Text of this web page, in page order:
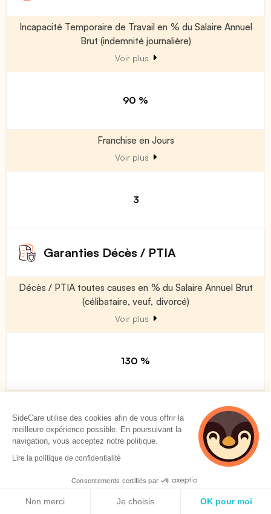
Incapacité Temporaire de Travail en % du Salaire Annuel
Brut (indemnité journalière)
Voir plus
90 %
Franchise en Jours
Voir plus
3
Garanties Décès / PTIA
Décès / PTIA toutes causes en % du Salaire Annuel Brut
(célibataire, veuf, divorcé)
Voir plus
130 %
(marié)
Voir plus
SideCare utilise des cookies afin de vous offrir la
meilleure expérience possible. En poursuivant la
navigation, vous acceptez notre politique.
Lire la politique de confidentialité
Consentements certifiés par
Non merci Je choisis OK pour moi